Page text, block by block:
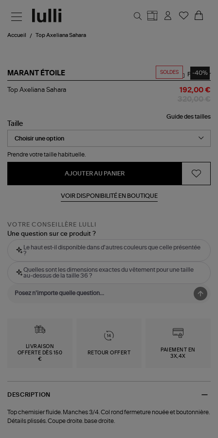
Accueil Top Axeliana Sahara
SOLDES -40%
MARANT ÉTOILE
Top
Partager
Top Axeliana Sahara 192,00 €
Guide des tailles
Taille
Prendre votre taille habituelle.
AJOUTER AU PANIER
VOIR DISPONIBILITÉ EN BOUTIQUE
VOTRE CONSEILLÈRE LULLI
Une question sur ce produit ?
Le haut est-il disponible dans d'autres couleurs que celle présentée
?
Quelles sont les dimensions exactes du vêtement pour une taille
au-dessus de la taille 36 ?
LIVRAISON
OFFERTE DÈS 150
€
RETOUR OFFERT
PAIEMENT EN
3X,4X
DESCRIPTION
Top chemisier fluide. Manches 3/4. Col rond fermeture nouée et boutonnière.
Détails plissés. Coupe droite. base droite.